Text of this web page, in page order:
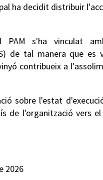
ha decidit distribuir
s'ha vinculat
de tal manera que es
contribueix a
sobre l'estat
de l'organització vers
2026